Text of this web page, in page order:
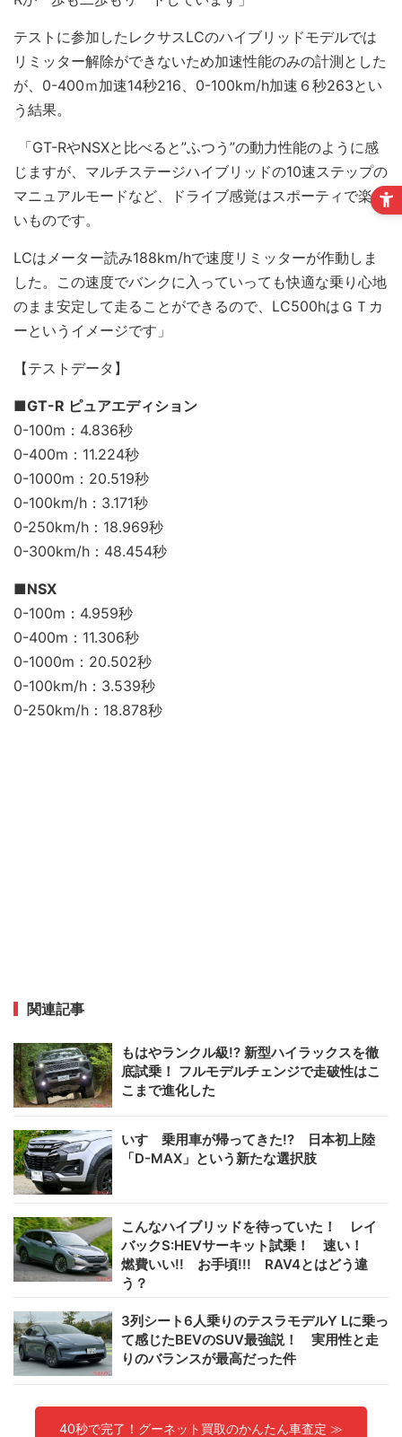
テストに参加したレクサスLCのハイブリッドモデルでは
リミッター解除ができないため加速性能のみの計測とした
が、0-400ｍ加速14秒216、0-100km/h加速６秒263とい
う結果。
「GT-RやNSXと比べると”ふつう”の動力性能のように感
じますが、マルチステージハイブリッドの10速ステップの
マニュアルモードなど、ドライブ感覚はスポーティで楽し
いものです。
LCはメーター読み188km/hで速度リミッターが作動しま
した。この速度でバンクに入っていっても快適な乗り心地
のまま安定して走ることができるので、LC500hはＧＴカ
ーというイメージです」
【テストデータ】
■GT-R ピュアエディション
0-100m：4.836秒
0-400m：11.224秒
0-1000m：20.519秒
0-100km/h：3.171秒
0-250km/h：18.969秒
0-300km/h：48.454秒
■NSX
0-100m：4.959秒
0-400m：11.306秒
0-1000m：20.502秒
0-100km/h：3.539秒
0-250km/h：18.878秒
関連記事
もはやランクル級!? 新型ハイラックスを徹
底試乗！ フルモデルチェンジで走破性はこ
こまで進化した
いすゞ乗用車が帰ってきた!? 日本初上陸
「D-MAX」という新たな選択肢
こんなハイブリッドを待っていた！ レイ
バックS:HEVサーキット試乗！ 速い！
燃費いい!! お手頃!!! RAV4とはどう違
う？
3列シート6人乗りのテスラモデルY Lに乗っ
て感じたBEVのSUV最強説！ 実用性と走
りのバランスが最高だった件
40秒で完了！グーネット買取のかんたん車査定 ≫